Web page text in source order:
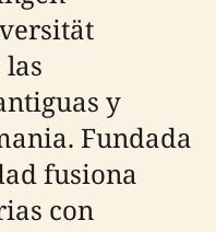
y
Fundada
fusiona
con